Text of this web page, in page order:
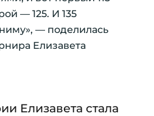
— 125. И 135
— поделилась
Елизавета
Елизавета стала